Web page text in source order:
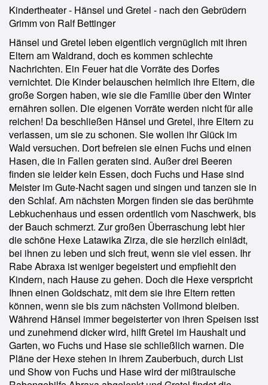
Kindertheater - Hänsel und Gretel - nach den Gebrüdern
Grimm von Ralf Bettinger
Hänsel und Gretel leben eigentlich vergnüglich mit ihren
Eltern am Waldrand, doch es kommen schlechte
Nachrichten. Ein Feuer hat die Vorräte des Dorfes
vernichtet. Die Kinder belauschen heimlich ihre Eltern, die
große Sorgen haben, wie sie die Familie über den Winter
ernähren sollen. Die eigenen Vorräte werden nicht für alle
reichen! Da beschließen Hänsel und Gretel, ihre Eltern zu
verlassen, um sie zu schonen. Sie wollen ihr Glück im
Wald versuchen. Dort befreien sie einen Fuchs und einen
Hasen, die in Fallen geraten sind. Außer drei Beeren
finden sie leider kein Essen, doch Fuchs und Hase sind
Meister im Gute-Nacht sagen und singen und tanzen sie in
den Schlaf. Am nächsten Morgen finden sie das berühmte
Lebkuchenhaus und essen ordentlich vom Naschwerk, bis
der Bauch schmerzt. Zur großen Überraschung lebt hier
die schöne Hexe Latawika Zirza, die sie herzlich einlädt,
bei ihnen zu leben und sich freut, wenn sie viel essen. Ihr
Rabe Abraxa ist weniger begeistert und empfiehlt den
Kindern, nach Hause zu gehen. Doch die Hexe verspricht
Ihnen einen Goldschatz, mit dem sie ihre Eltern retten
können, wenn sie bis zum nächsten Vollmond bleiben.
Während Hänsel immer begeisterter von ihren Speisen isst
und zunehmend dicker wird, hilft Gretel im Haushalt und
Garten, wo Fuchs und Hase sie schließlich warnen. Die
Pläne der Hexe stehen in ihrem Zauberbuch, durch List
und Show von Fuchs und Hase wird der mißtrauische